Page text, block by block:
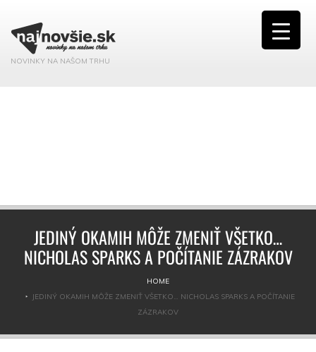
NOVINKY NA NAŠOM TRHU
JEDINÝ OKAMIH MÔŽE ZMENIŤ VŠETKO…
NICHOLAS SPARKS A POČÍTANIE ZÁZRAKOV
HOME
JEDINÝ OKAMIH MÔŽE ZMENIŤ VŠETKO… NICHOLAS SPARKS A POČÍTANIE
ZÁZRAKOV